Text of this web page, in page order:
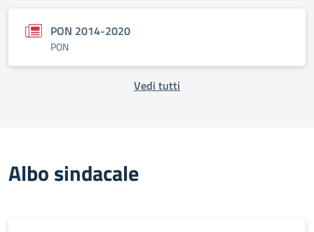
PON 2014-2020
PON
Vedi tutti
Albo sindacale